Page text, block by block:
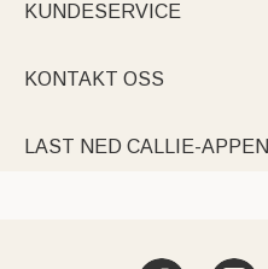
KUNDESERVICE
KONTAKT OSS
LAST NED CALLIE-APPEN